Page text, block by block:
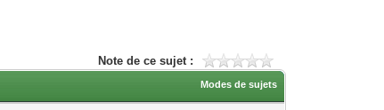
Note de ce sujet :
Modes de sujets